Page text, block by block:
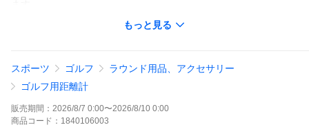
・スロープスイッチ＆3点間測定
・超コンパクト軽量ボディ
ポケットサイズの軽量設計で持ち運び抜群。長時間ラウンドでも
負担が少ない。
・長時間使用＆すぐ使える
大容量バッテリー＆IP54防塵防水。初期設定不要で届いたその日
もっと見る
スポーツ ゴルフ
ラウンド用品、アクセサリー
ゴルフ用距離計
販売期間： 2026/8/7 0:00〜2026/8/10 0:00
商品 コード： 1840106003